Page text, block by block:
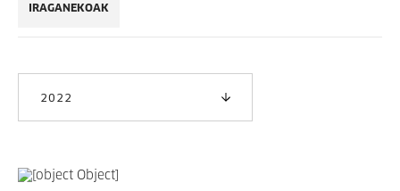
IRAGANEKOAK
2022